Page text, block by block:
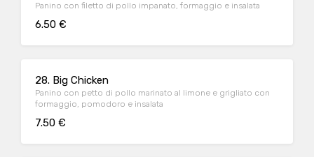
Panino con filetto di pollo impanato, formaggio e insalata
6.50 €
28. Big Chicken
Panino con petto di pollo marinato al limone e grigliato con
formaggio, pomodoro e insalata
7.50 €